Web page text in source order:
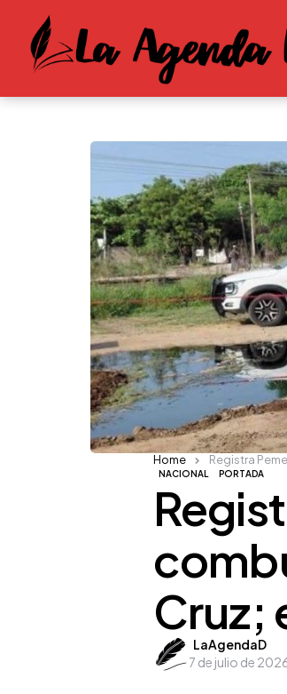
NACIONAL PORTADA
Cruz;
Posted
by
LaAgendaD
7 de julio de
Home Registra